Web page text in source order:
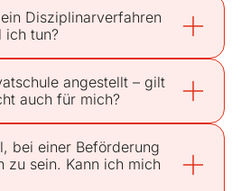
Disziplinarverfahren
ich tun?
angestellt – gilt
auch für mich?
bei einer Beförderung
zu sein. Kann ich mich